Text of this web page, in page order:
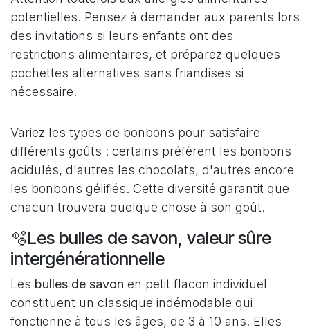
potentielles. Pensez à demander aux parents lors
des invitations si leurs enfants ont des
restrictions alimentaires, et préparez quelques
pochettes alternatives sans friandises si
nécessaire.
Variez les types de bonbons pour satisfaire
différents goûts : certains préfèrent les bonbons
acidulés, d'autres les chocolats, d'autres encore
les bonbons gélifiés. Cette diversité garantit que
chacun trouvera quelque chose à son goût.
🫧Les bulles de savon, valeur sûre
intergénérationnelle
Les bulles de savon en petit flacon individuel
constituent un classique indémodable qui
fonctionne à tous les âges, de 3 à 10 ans. Elles